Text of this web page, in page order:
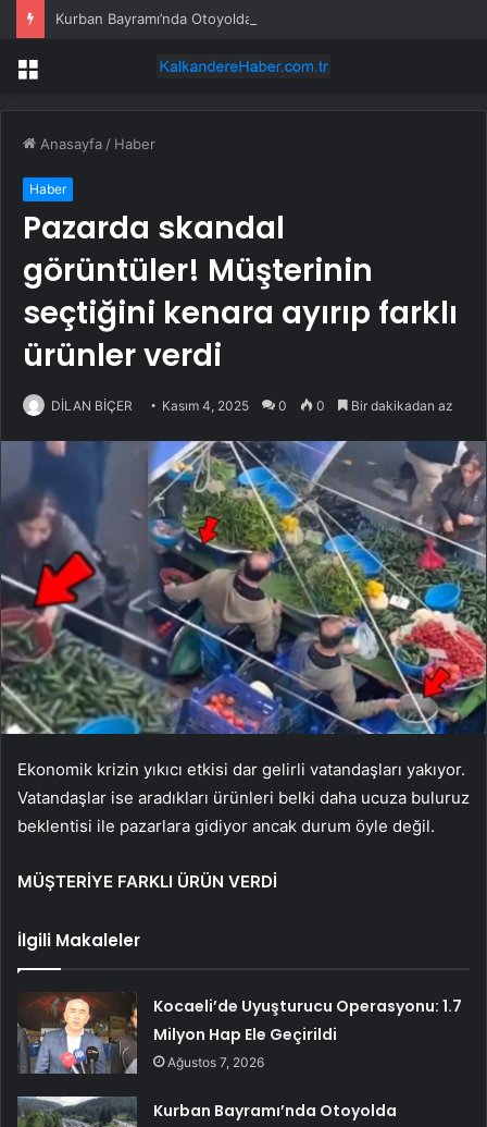
Kurban Bayramı’nda Otoyolda Yoğunluk
Menü
Anasayfa / Haber
Haber
Pazarda skandal
görüntüler! Müşterinin
seçtiğini kenara ayırıp farklı
ürünler verdi
DİLAN BİÇER Kasım 4, 2025 0 0 Bir dakikadan az
Ekonomik krizin yıkıcı etkisi dar gelirli vatandaşları yakıyor.
Vatandaşlar ise aradıkları ürünleri belki daha ucuza buluruz
beklentisi ile pazarlara gidiyor ancak durum öyle değil.
MÜŞTERİYE FARKLI ÜRÜN VERDİ
İlgili Makaleler
Kocaeli’de Uyuşturucu Operasyonu: 1.7
Milyon Hap Ele Geçirildi
Ağustos 7, 2026
Kurban Bayramı’nda Otoyolda